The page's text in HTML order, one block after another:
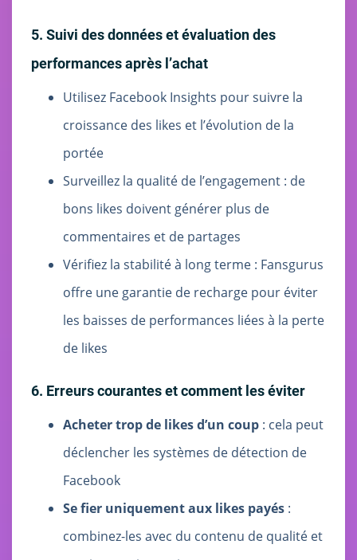
5. Suivi des données et évaluation des
performances après l’achat
Utilisez Facebook Insights pour suivre la
croissance des likes et l’évolution de la
portée
Surveillez la qualité de l’engagement : de
bons likes doivent générer plus de
commentaires et de partages
Vérifiez la stabilité à long terme : Fansgurus
offre une garantie de recharge pour éviter
les baisses de performances liées à la perte
de likes
6. Erreurs courantes et comment les éviter
Acheter trop de likes d’un coup : cela peut
déclencher les systèmes de détection de
Facebook
Se fier uniquement aux likes payés :
combinez-les avec du contenu de qualité et